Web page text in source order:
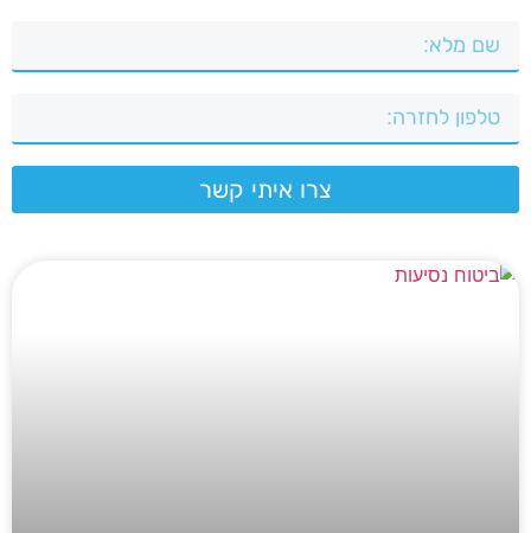
צרו איתי קשר